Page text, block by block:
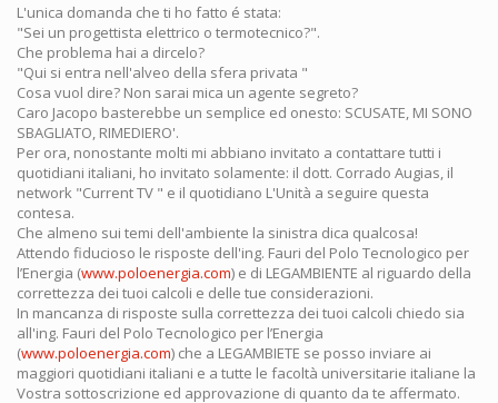
L'unica domanda che ti ho fatto é stata:
"Sei un progettista elettrico o termotecnico?".
Che problema hai a dircelo?
"Qui si entra nell'alveo della sfera privata "
Cosa vuol dire? Non sarai mica un agente segreto?
Caro Jacopo basterebbe un semplice ed onesto: SCUSATE, MI SONO
SBAGLIATO, RIMEDIERO'.
Per ora, nonostante molti mi abbiano invitato a contattare tutti i
quotidiani italiani, ho invitato solamente: il dott. Corrado Augias, il
network "Current TV " e il quotidiano L'Unità a seguire questa
contesa.
Che almeno sui temi dell'ambiente la sinistra dica qualcosa!
Attendo fiducioso le risposte dell'ing. Fauri del Polo Tecnologico per
l’Energia (www.poloenergia.com) e di LEGAMBIENTE al riguardo della
correttezza dei tuoi calcoli e delle tue considerazioni.
In mancanza di risposte sulla correttezza dei tuoi calcoli chiedo sia
all'ing. Fauri del Polo Tecnologico per l’Energia
(www.poloenergia.com) che a LEGAMBIETE se posso inviare ai
maggiori quotidiani italiani e a tutte le facoltà universitarie italiane la
Vostra sottoscrizione ed approvazione di quanto da te affermato.